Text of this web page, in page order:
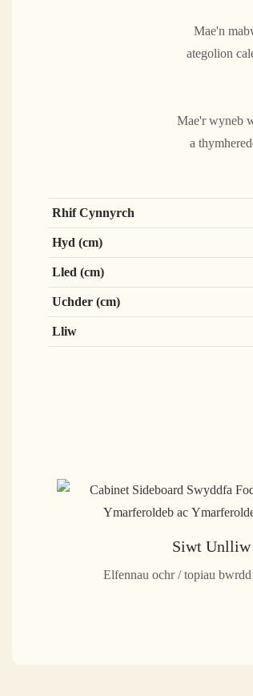
Mae'n
ategolion
Mae'r wyneb
a
Rhif Cynnyrch
Hyd (cm)
Lled (cm)
Uchder (cm)
Lliw
Siwt Unlliw
Elfennau ochr / topiau